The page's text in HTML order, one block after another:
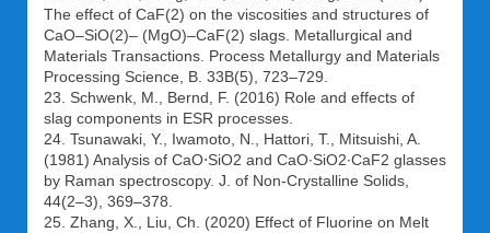
The effect of CaF(2) on the viscosities and structures of
CaO–SiO(2)– (MgO)–CaF(2) slags. Metallurgical and
Materials Transactions. Process Metallurgy and Materials
Processing Science, B. 33B(5), 723–729.
23. Schwenk, M., Bernd, F. (2016) Role and effects of
slag components in ESR processes.
24. Tsunawaki, Y., Iwamoto, N., Hattori, T., Mitsuishi, A.
(1981) Analysis of CaO⋅SiO2 and CaO∙SiO2∙CaF2 glasses
by Raman spectroscopy. J. of Non-Crystalline Solids,
44(2–3), 369–378.
25. Zhang, X., Liu, Ch. (2020) Effect of Fluorine on Melt